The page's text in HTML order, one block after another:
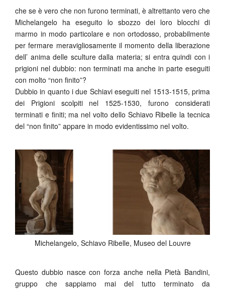
che se è vero che non furono terminati, è altrettanto vero che
Michelangelo ha eseguito lo sbozzo dei loro blocchi di
marmo in modo particolare e non ortodosso, probabilmente
per fermare meravigliosamente il momento della liberazione
dell’ anima delle sculture dalla materia; si entra quindi con i
prigioni nel dubbio: non terminati ma anche in parte eseguiti
con molto “non finito”?
Dubbio in quanto i due Schiavi eseguiti nel 1513-1515, prima
dei Prigioni scolpiti nel 1525-1530, furono considerati
terminati e finiti; ma nel volto dello Schiavo Ribelle la tecnica
del “non finito” appare in modo evidentissimo nel volto.
Michelangelo, Schiavo Ribelle, Museo del Louvre
Questo dubbio nasce con forza anche nella Pietà Bandini,
gruppo che sappiamo mai del tutto terminato da